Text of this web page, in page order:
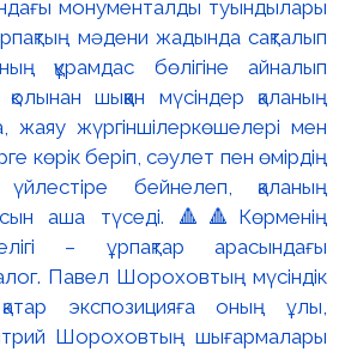
монументалды туындылары
мәдени жадында сақталып
құрамдас бөлігіне айналып
шыққан мүсіндер қаланың
жаяу жүргіншілеркөшелері мен
көрік беріп, сәулет пен өмірдің
бейнелеп, қаланың
аша түседі. 🔺🔺Көрменің
– ұрпақтар арасындағы
Павел Шороховтың мүсіндік
экспозицияға оның ұлы,
Шороховтың шығармалары